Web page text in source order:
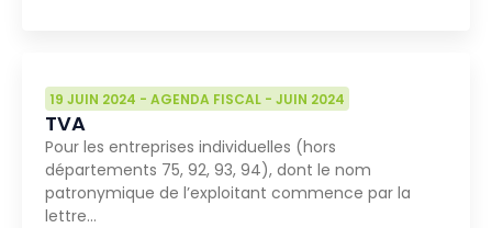
19 JUIN 2024 - AGENDA FISCAL - JUIN 2024
TVA
Pour les entreprises individuelles (hors
départements 75, 92, 93, 94), dont le nom
patronymique de l’exploitant commence par la
lettre…